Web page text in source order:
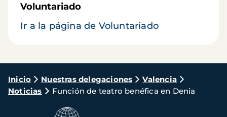
Voluntariado
Ir a la página de Voluntariado
Ruta
de
navegación
Inicio Nuestras delegaciones
Valencia
Noticias
Función de teatro benéfica en Denia